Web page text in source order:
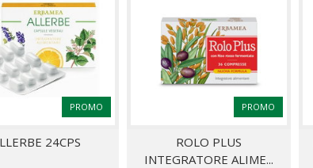
PROMO
24CPS
PROMO
ROLO PLUS
INTEGRATORE ALIME...